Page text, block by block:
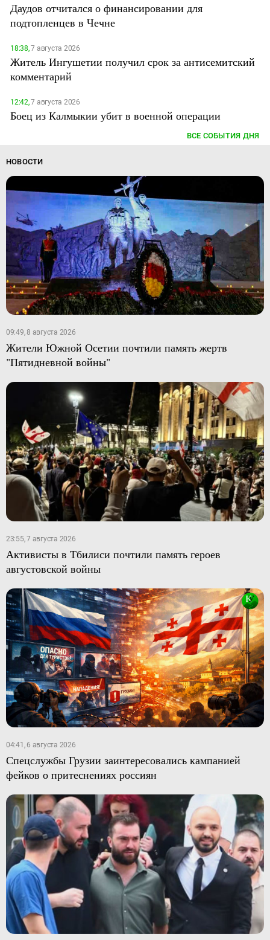
Даудов отчитался о финансировании для
подтопленцев в Чечне
18:38,7 августа 2026
Житель Ингушетии получил срок за антисемитский
комментарий
12:42,7 августа 2026
Боец из Калмыкии убит в военной операции
ВСЕ СОБЫТИЯ ДНЯ
НОВОСТИ
09:49, 8 августа 2026
Жители Южной Осетии почтили память жертв
"Пятидневной войны"
23:55, 7 августа 2026
Активисты в Тбилиси почтили память героев
августовской войны
04:41, 6 августа 2026
Спецслужбы Грузии заинтересовались кампанией
фейков о притеснениях россиян